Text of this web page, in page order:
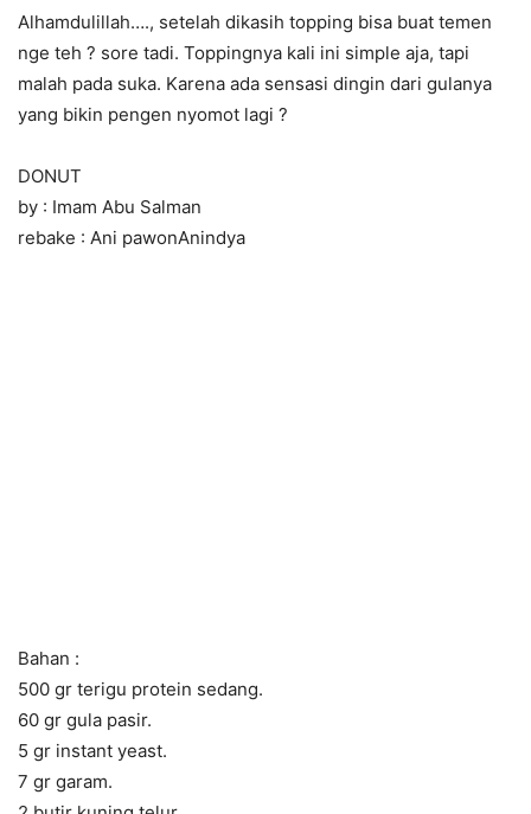
Alhamdulillah…., setelah dikasih topping bisa buat temen
nge teh ? sore tadi. Toppingnya kali ini simple aja, tapi
malah pada suka. Karena ada sensasi dingin dari gulanya
yang bikin pengen nyomot lagi ?
DONUT
by : Imam Abu Salman
rebake : Ani pawonAnindya
Bahan :
500 gr terigu protein sedang.
60 gr gula pasir.
5 gr instant yeast.
7 gr garam.